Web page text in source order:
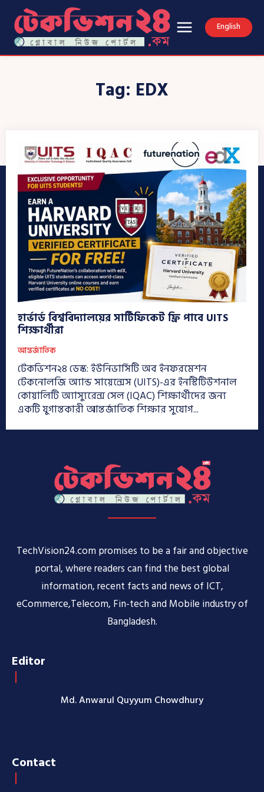
English
Tag: EDX
হার্ভার্ড বিশ্ববিদ্যালয়ের সার্টিফিকেট ফ্রি পাবে UITS
শিক্ষার্থীরা
আন্তর্জাতিক
টেকভিশন২৪ ডেস্ক: ইউনিভার্সিটি অব ইনফরমেশন
টেকনোলজি অ্যান্ড সায়েন্সেস (UITS)-এর ইনস্টিটিউশনাল
কোয়ালিটি অ্যাস্যুরেন্স সেল (IQAC) শিক্ষার্থীদের জন্য
একটি যুগান্তকারী আন্তর্জাতিক শিক্ষার সুযোগ...
TechVision24.com promises to be a fair and objective
portal, where readers can find the best global
information, recent facts and news of ICT,
eCommerce,Telecom, Fin-tech and Mobile industry of
Bangladesh.
Editor
Md. Anwarul Quyyum Chowdhury
Contact